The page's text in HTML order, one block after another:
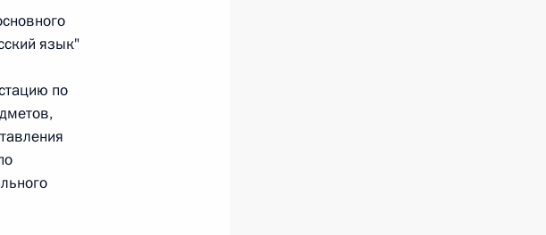
и статью 1
язык"
по